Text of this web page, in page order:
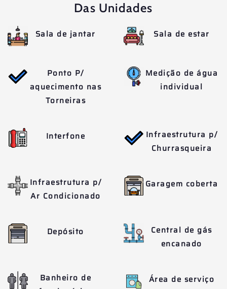
Das Unidades
Sala de jantar Sala de estar
Ponto P/
aquecimento nas
Torneiras
Medição de água
individual
Interfone
Infraestrutura p/
Churrasqueira
Infraestrutura p/
Ar Condicionado
Garagem coberta
Depósito
Central de gás
encanado
Banheiro de
Área de serviço